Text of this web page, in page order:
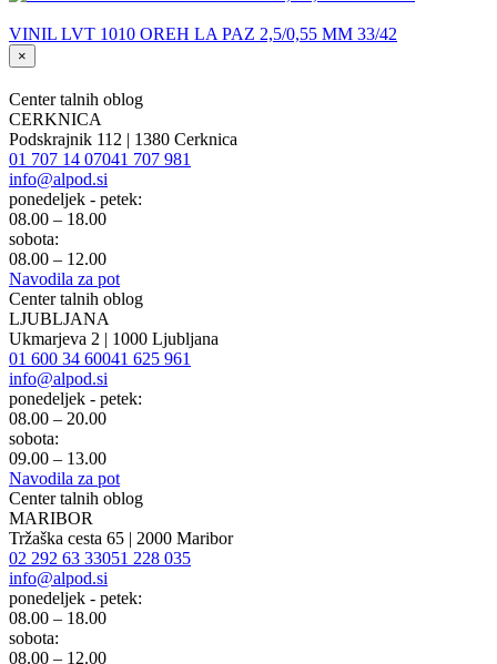
VINIL LVT 1010 OREH LA PAZ 2,5/0,55 MM 33/42
×
Center talnih oblog
CERKNICA
Podskrajnik 112 | 1380 Cerknica
01 707 14 07041 707 981
info@alpod.si
ponedeljek - petek:
08.00 – 18.00
sobota:
08.00 – 12.00
Navodila za pot
Center talnih oblog
LJUBLJANA
Ukmarjeva 2 | 1000 Ljubljana
01 600 34 60041 625 961
info@alpod.si
ponedeljek - petek:
08.00 – 20.00
sobota:
09.00 – 13.00
Navodila za pot
Center talnih oblog
MARIBOR
Tržaška cesta 65 | 2000 Maribor
02 292 63 33051 228 035
info@alpod.si
ponedeljek - petek:
08.00 – 18.00
sobota:
08.00 – 12.00